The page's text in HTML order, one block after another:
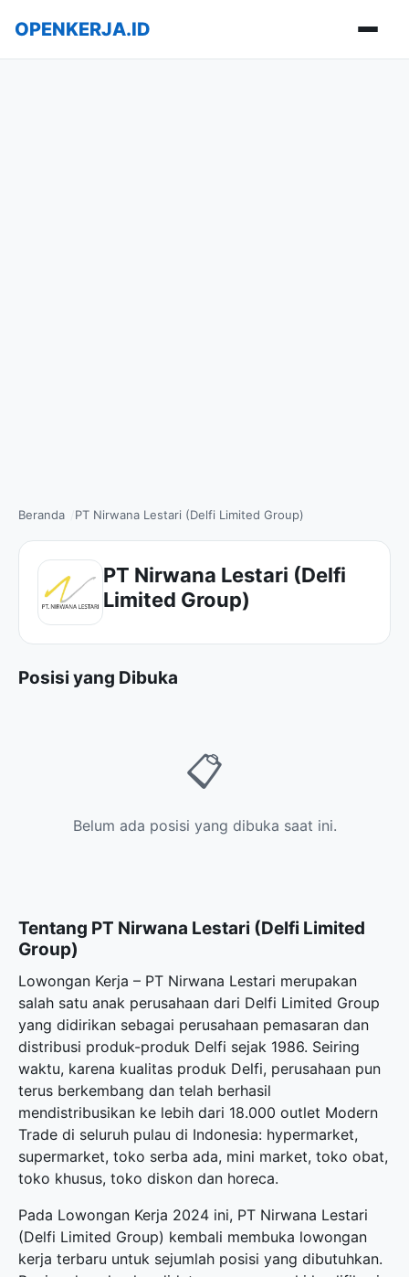
OPENKERJA.ID
Beranda PT Nirwana Lestari (Delfi Limited Group)
PT Nirwana Lestari (Delfi
Limited Group)
Posisi yang Dibuka
📋
Belum ada posisi yang dibuka saat ini.
Tentang PT Nirwana Lestari (Delfi Limited
Group)
Lowongan Kerja – PT Nirwana Lestari merupakan
salah satu anak perusahaan dari Delfi Limited Group
yang didirikan sebagai perusahaan pemasaran dan
distribusi produk-produk Delfi sejak 1986. Seiring
waktu, karena kualitas produk Delfi, perusahaan pun
terus berkembang dan telah berhasil
mendistribusikan ke lebih dari 18.000 outlet Modern
Trade di seluruh pulau di Indonesia: hypermarket,
supermarket, toko serba ada, mini market, toko obat,
toko khusus, toko diskon dan horeca.
Pada Lowongan Kerja 2024 ini, PT Nirwana Lestari
(Delfi Limited Group) kembali membuka lowongan
kerja terbaru untuk sejumlah posisi yang dibutuhkan.